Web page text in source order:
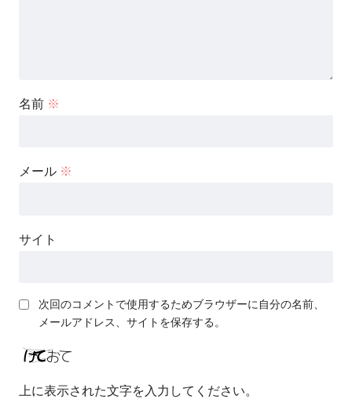
名前 ※
メール ※
サイト
次回のコメントで使用するためブラウザーに自分の名前、
メールアドレス、サイトを保存する。
上に表示された文字を入力してください。